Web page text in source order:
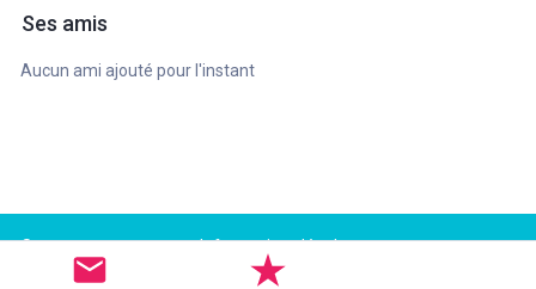
Ses amis
Aucun ami ajouté pour l'instant
Support
Informations légales
Conditions d'utilisation